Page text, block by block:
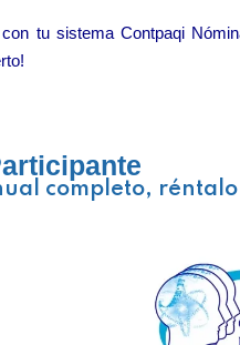
tu sistema Contpaqi
completo,